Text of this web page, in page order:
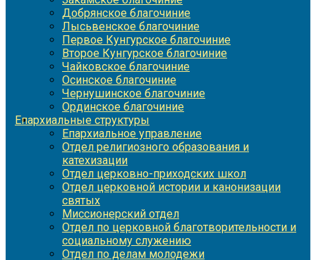
Добрянское благочиние
Лысьвенское благочиние
Первое Кунгурское благочиние
Второе Кунгурское благочиние
Чайковское благочиние
Осинское благочиние
Чернушинское благочиние
Ординское благочиние
Епархиальные структуры
Епархиальное управление
Отдел религиозного образования и
катехизации
Отдел церковно-приходских школ
Отдел церковной истории и канонизации
святых
Миссионерский отдел
Отдел по церковной благотворительности и
социальному служению
Отдел по делам молодежи